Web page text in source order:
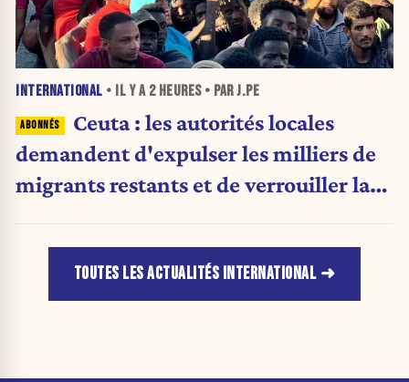
INTERNATIONAL • IL Y A 2 HEURES• PAR J.PE
Ceuta : les autorités locales
demandent d'expulser les milliers de
migrants restants et de verrouiller la
TOUTES LES ACTUALITÉS INTERNATIONAL